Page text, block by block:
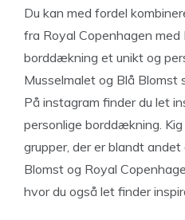
Du kan med fordel
fra Royal Copenhagen med
borddækning et unikt og
Musselmalet og Blå Blomst
På instagram finder du let
personlige borddækning.
grupper, der er blandt andet
Blomst og Royal
hvor du også let finder